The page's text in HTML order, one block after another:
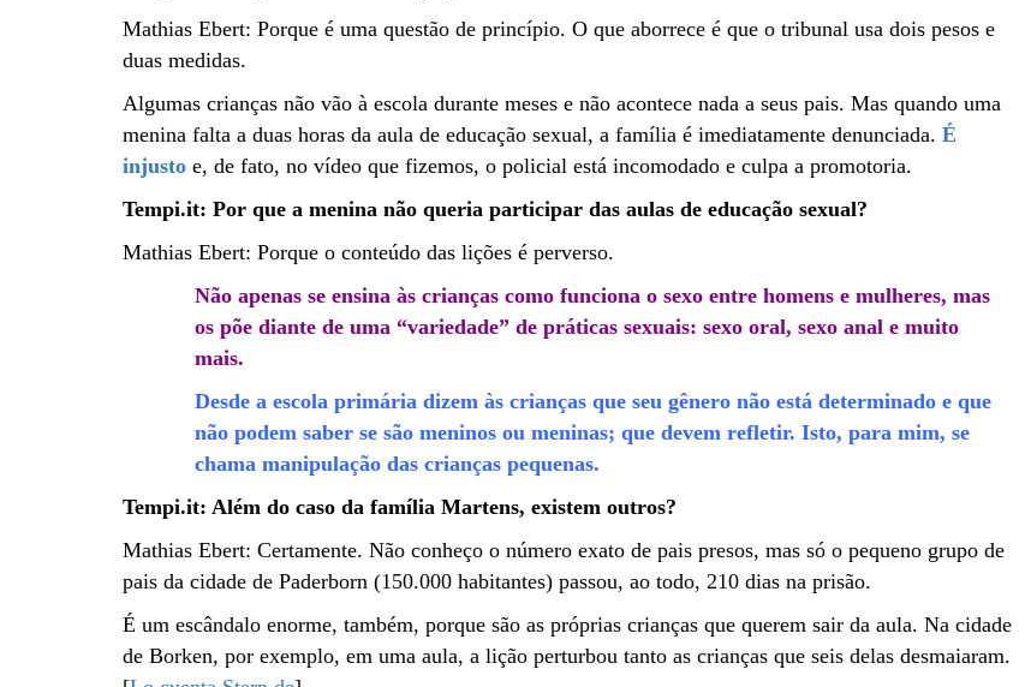
Mathias Ebert: Porque é uma questão de princípio. O que aborrece é que o tribunal usa dois pesos e
duas medidas.
Algumas crianças não vão à escola durante meses e não acontece nada a seus pais. Mas quando uma
menina falta a duas horas da aula de educação sexual, a família é imediatamente denunciada. É
injusto e, de fato, no vídeo que fizemos, o policial está incomodado e culpa a promotoria.
Tempi.it: Por que a menina não queria participar das aulas de educação sexual?
Mathias Ebert: Porque o conteúdo das lições é perverso.
Não apenas se ensina às crianças como funciona o sexo entre homens e mulheres, mas
os põe diante de uma “variedade” de práticas sexuais: sexo oral, sexo anal e muito
mais.
Desde a escola primária dizem às crianças que seu gênero não está determinado e que
não podem saber se são meninos ou meninas; que devem refletir. Isto, para mim, se
chama manipulação das crianças pequenas.
Tempi.it: Além do caso da família Martens, existem outros?
Mathias Ebert: Certamente. Não conheço o número exato de pais presos, mas só o pequeno grupo de
pais da cidade de Paderborn (150.000 habitantes) passou, ao todo, 210 dias na prisão.
É um escândalo enorme, também, porque são as próprias crianças que querem sair da aula. Na cidade
de Borken, por exemplo, em uma aula, a lição perturbou tanto as crianças que seis delas desmaiaram.